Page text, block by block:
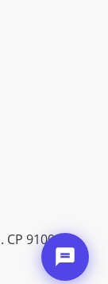
91000.